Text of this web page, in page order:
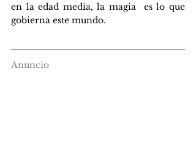
en la edad media, la magia  es lo que
gobierna este mundo.
Anuncio